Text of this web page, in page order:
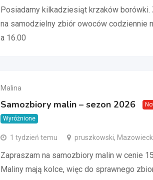
Posiadamy kilkadziesiąt krzaków borówki.
na samodzielny zbiór owoców codziennie
a 16.00
Malina
Samozbiory malin – sezon 2026
Wyróżnione
1 tydzień temu pruszkowski,
Zapraszam na samozbiory malin w cenie
Maliny mają kolce, więc do sprawnego